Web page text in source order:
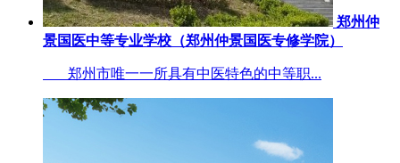
郑州仲
景国医中等专业学校（郑州仲景国医专修学院）
郑州市唯一一所具有中医特色的中等职...